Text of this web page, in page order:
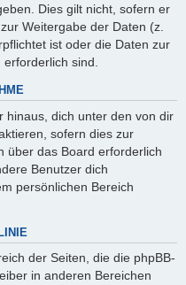
Dies gilt nicht, sofern er
Weitergabe der Daten (z.
ist oder die Daten zur
sind.
hinaus, dich unter den von dir
sofern dies zur
über das Board erforderlich
Benutzer dich
persönlichen Bereich
der Seiten, die die phpBB-
in anderen Bereichen